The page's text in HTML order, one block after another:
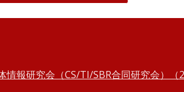
情報研究会（CS/TI/SBR合同研究会）